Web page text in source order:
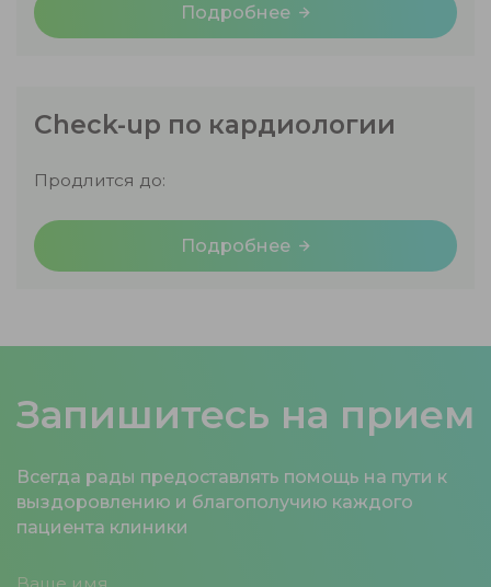
Подробнее
Check-up по кардиологии
Продлится до:
Подробнее
Запишитесь на прием
Всегда рады предоставлять помощь на пути к
выздоровлению и благополучию каждого
пациента клиники